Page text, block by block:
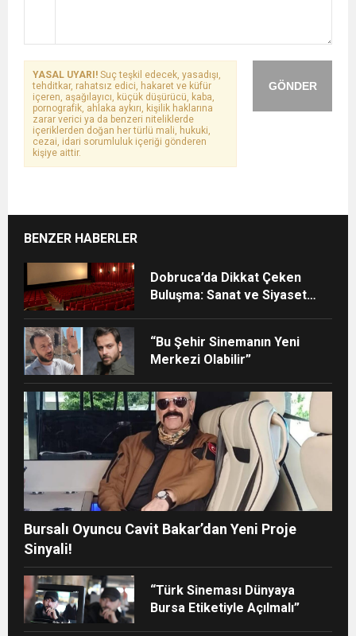
GÖNDER
YASAL UYARI! Suç teşkil edecek, yasadışı,
tehditkar, rahatsız edici, hakaret ve küfür
içeren, aşağılayıcı, küçük düşürücü, kaba,
pornografik, ahlaka aykırı, kişilik haklarına
zarar verici ya da benzeri niteliklerde
içeriklerden doğan her türlü mali, hukuki,
cezai, idari sorumluluk içeriği gönderen
kişiye aittir.
BENZER HABERLER
Dobruca’da Dikkat Çeken
Buluşma: Sanat ve Siyaset
“Bu Şehir Sinemanın Yeni
Merkezi Olabilir”
Bursalı Oyuncu Cavit Bakar’dan Yeni Proje
Sinyali!
“Türk Sineması Dünyaya
Bursa Etiketiyle Açılmalı”